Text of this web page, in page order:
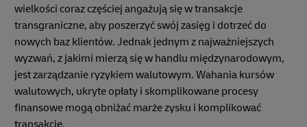
wielkości coraz częściej angażują się w transakcje
transgraniczne, aby poszerzyć swój zasięg i dotrzeć do
nowych baz klientów. Jednak jednym z najważniejszych
wyzwań, z jakimi mierzą się w handlu międzynarodowym,
jest zarządzanie ryzykiem walutowym. Wahania kursów
walutowych, ukryte opłaty i skomplikowane procesy
finansowe mogą obniżać marże zysku i komplikować
transakcje.